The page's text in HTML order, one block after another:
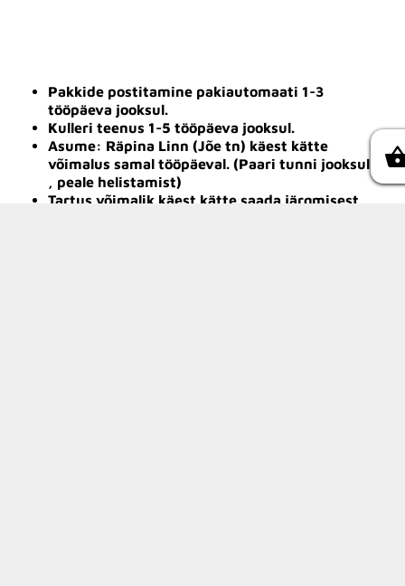
Pakkide postitamine pakiautomaati 1-3
tööpäeva jooksul.
Kulleri teenus 1-5 tööpäeva jooksul.
Asume: Räpina Linn (Jõe tn) käest kätte
võimalus samal tööpäeval. (Paari tunni jooksul
, peale helistamist)
Tartus võimalik käest kätte saada järgmisest